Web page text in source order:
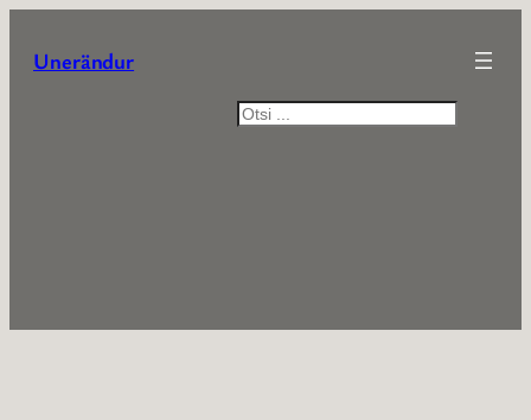
sisuUnerändur
Otsi